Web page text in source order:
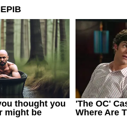
Ліга
Ліга
Ліга
Ліга
>>>
Світу. Турнирні таблиці